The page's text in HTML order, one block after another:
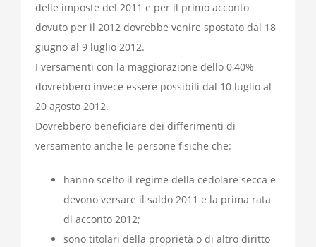
delle imposte del 2011 e per il primo acconto
dovuto per il 2012 dovrebbe venire spostato dal 18
giugno al 9 luglio 2012.
I versamenti con la maggiorazione dello 0,40%
dovrebbero invece essere possibili dal 10 luglio al
20 agosto 2012.
Dovrebbero beneficiare dei differimenti di
versamento anche le persone fisiche che:
hanno scelto il regime della cedolare secca e
devono versare il saldo 2011 e la prima rata
di acconto 2012;
sono titolari della proprietà o di altro diritto